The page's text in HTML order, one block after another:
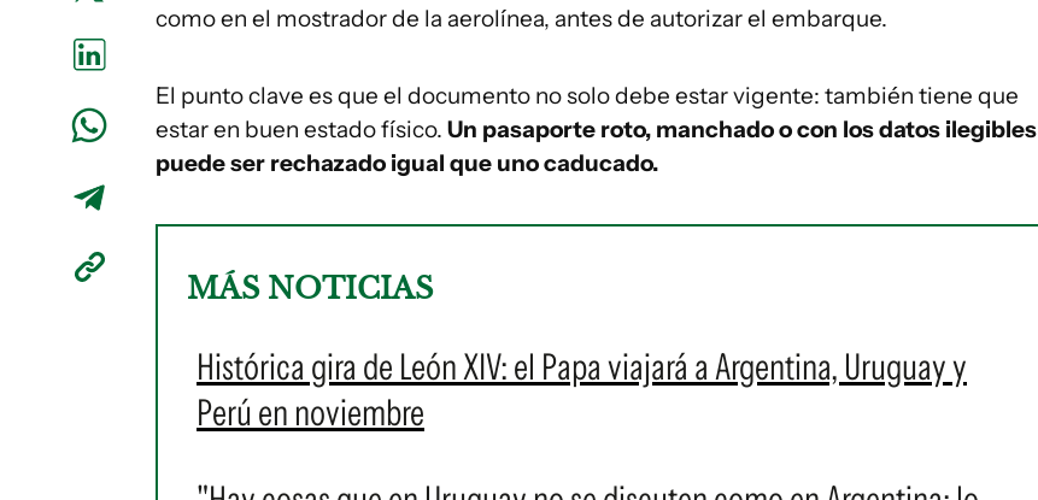
como en el mostrador de la aerolínea, antes de autorizar el embarque.
El punto clave es que el documento no solo debe estar vigente: también tiene que
estar en buen estado físico. Un pasaporte roto, manchado o con los datos ilegibles
puede ser rechazado igual que uno caducado.
MÁS NOTICIAS
Histórica gira de León XIV: el Papa viajará a Argentina, Uruguay y
Perú en noviembre